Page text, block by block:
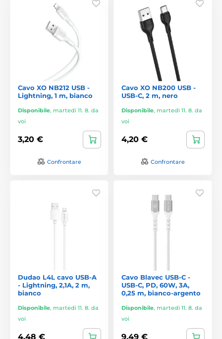
Cavo XO NB212 USB -
Lightning, 1 m, bianco
Disponibile, martedì 11. 8. da
voi
3,20 €
Confrontare
Cavo XO NB200 USB -
USB-C, 2 m, nero
Disponibile, martedì 11. 8. da
voi
4,20 €
Confrontare
Dudao L4L cavo USB-A
- Lightning, 2,1A, 2 m,
bianco
Disponibile, martedì 11. 8. da
voi
4,48 €
Cavo Blavec USB-C -
USB-C, PD, 60W, 3A,
0,25 m, bianco-argento
Disponibile, martedì 11. 8. da
voi
9,49 €